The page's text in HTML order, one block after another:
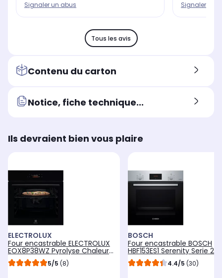
Signaler un abus Signaler un
Tous les avis
Contenu du carton
Notice, fiche technique...
Ils devraient bien vous plaire
ELECTROLUX
Four encastrable ELECTROLUX
EOX8P38WZ Pyrolyse Chaleur
tournante et Fonction Pizza
Expert 72L 5/5 (8)
BOSCH
Four encastrable BOSCH
HBF153ES1 Serenity Serie 2 -
Catalyse, Chaleur
3D, Nettoyage Facile
4.4/5 (30)